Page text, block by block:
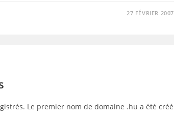
27 FÉVRIER 2007
Le premier nom de domaine .hu a été créé